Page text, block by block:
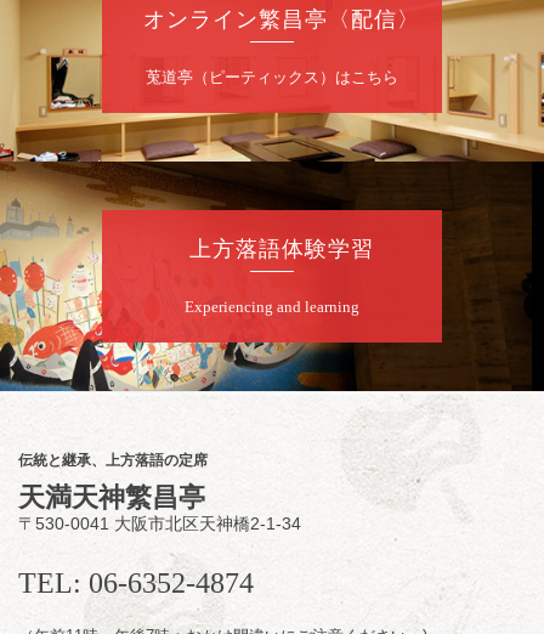
桂米之助／桂団治郎／桂弥太郎／桂米舞／是
開演：午後6時30分（6時開場）全席指定
お問合せ：米朝事務所 06-6365-8281（平日
10時～18時）
★菟道亭配信あり
入はこちらをクリック
8月8日（土）
第2回 智之介・力造 二人会
笑福亭智之介「昭和任侠伝」「天王寺詣り」
／桂力造「桃太郎」「本膳」／桂二豆「開口
開演：午前10時（9時30分 開場
）
前売2,000円 当日 2,500円
お問合せ：智之介・力造 二人会事務局 090-
7762-6268
オンライン繁昌亭〈配信〉
莵道亭（ピーティックス）はこちら
上方落語体験学習
Experiencing and learning
伝統と継承、上方落語の定席
天満天神繁昌亭
〒530-0041 大阪市北区天神橋2-1-34
TEL: 06-6352-4874